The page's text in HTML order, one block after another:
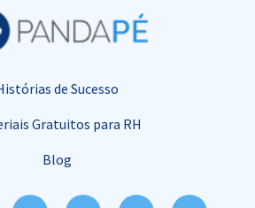
de Sucesso
Gratuitos para RH
Blog